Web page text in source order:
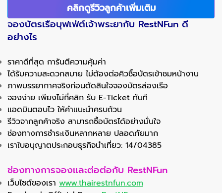
คลิกดูรีวิวลูกค้าเพิ่มเติม
จองบัตรเรือบุฟเฟ่ต์เจ้าพระยากับ RestNFun ดี
อย่างไร
ราคาดีที่สุด การันตีความคุ้มค่า
ได้รับความสะดวกสบาย ไม่ต้องต่อคิวซื้อบัตรเข้าชมหน้างาน
ภาพบรรยากาศจริงก่อนตัดสินใจจองบัตรล่องเรือ
จองง่าย เพียงไม่กี่คลิก รับ E-Ticket ทันที
แอดมินตอบไว ให้คำแนะนำครบถ้วน
รีวิวจากลูกค้าจริง สามารถซื้อบัตรได้อย่างมั่นใจ
ช่องทางการชำระเงินหลากหลาย ปลอดภัยมาก
เราใบอนุญาตประกอบธุรกิจนำเที่ยว: 14/04385
ช่องทางการจองและต่อต่อกับ RestNFun
เว็บไซต์ของเรา www.thairestnfun.com